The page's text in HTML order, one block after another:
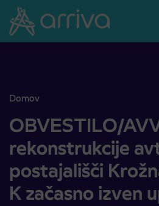
Skoči na vsebino
Domov
OBVESTILO/AVVISO: Zaradi
OBVESTILO/
rekonstrukcije
postajališči
K začasno izven